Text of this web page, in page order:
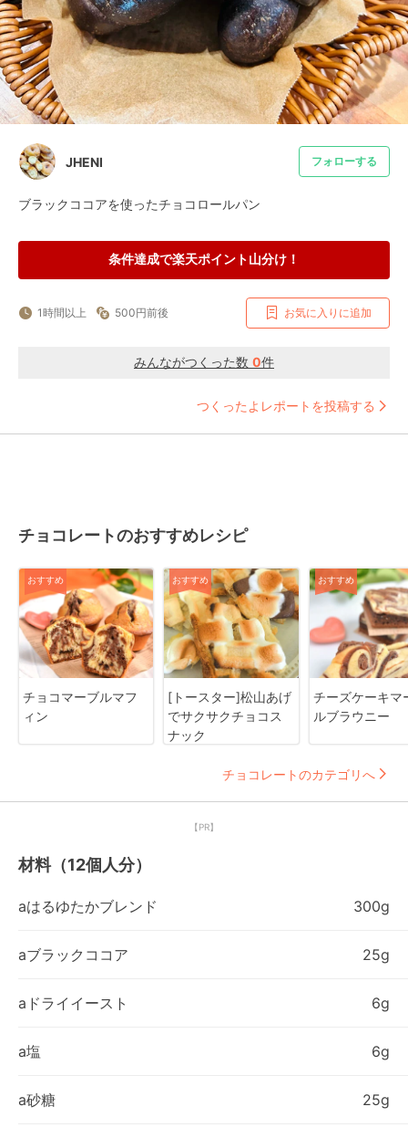
JHENI フォローする
ブラックココアを使ったチョコロールパン
条件達成で楽天ポイント山分け！
1時間以上 500円前後 お気に入りに追加
みんながつくった数 0件
つくったよレポートを投稿する
チョコレートのおすすめレシピ
おすすめ
チョコマーブルマフ
ィン
おすすめ
[トースター]松山あげ
でサクサクチョコス
ナック
おすすめ
チーズケーキマ
ルブラウニー
チョコレートのカテゴリへ
【PR】
材料（12個人分）
aはるゆたかブレンド 300g
aブラックココア 25g
aドライイースト 6g
a塩 6g
a砂糖 25g